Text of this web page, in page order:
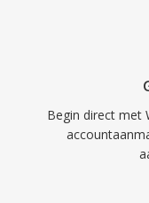
Begin direct met